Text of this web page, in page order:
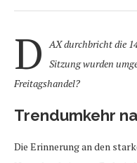
D
AX durchbricht die
Sitzung wurden
Freitagshandel?
Trendumkehr
Die Erinnerung an den